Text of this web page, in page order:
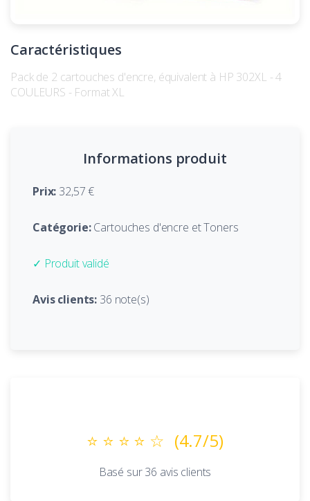
Caractéristiques
Pack de 2 cartouches d'encre, équivalent à HP 302XL - 4
COULEURS - Format XL
Informations produit
Prix: 32,57 €
Catégorie:Cartouches d'encre et Toners
✓ Produit validé
Avis clients: 36 note(s)
⭐ ⭐ ⭐ ⭐ ☆ (4.7/5)
Basé sur 36 avis clients